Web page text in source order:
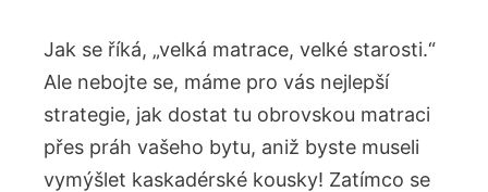
Jak se říká, „velká matrace, velké starosti.“
Ale nebojte se, máme pro vás nejlepší
strategie, jak dostat tu obrovskou matraci
přes práh vašeho bytu, aniž byste museli
vymýšlet kaskadérské kousky! Zatímco se